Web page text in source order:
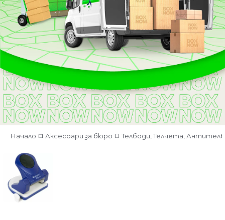
Начало Аксесоари за бюро Телбоди, Телчета,